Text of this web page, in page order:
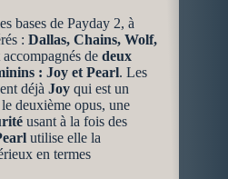
bases de Payday 2, à
: Dallas, Chains, Wolf,
de deux
: Joy et Pearl. Les
déjà Joy qui est un
deuxième opus, une
usant à la fois des
utilise elle la
en termes